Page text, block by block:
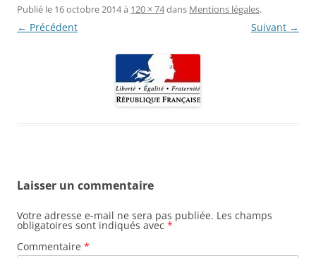
Publié le 16 octobre 2014à 120 × 74dans Mentions légales.
← Précédent Suivant →
Laisser un commentaire
Votre adresse e-mail ne sera pas publiée. Les champs
obligatoires sont indiqués avec *
Commentaire *